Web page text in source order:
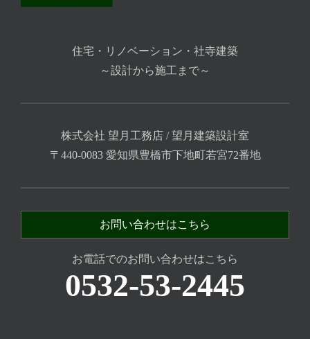
住宅・リノベーション・社寺建築
～設計から施工まで～
株式会社 望月工務店 / 望月建築設計室
〒440-0083 愛知県豊橋市下地町若宮72番地
お問い合わせはこちら
お電話でのお問い合わせはこちら
0532-53-2445